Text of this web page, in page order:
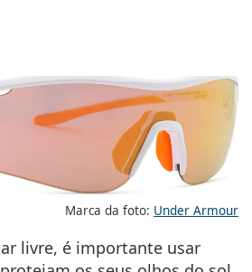
Marca da foto: Under Armour
livre, é importante usar